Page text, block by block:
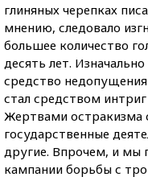
глиняных черепках
мнению, следовало
большее количество
десять лет.
средство
стал средством
Жертвами остракизма
государственные
другие. Впрочем, и мы
кампании борьбы с